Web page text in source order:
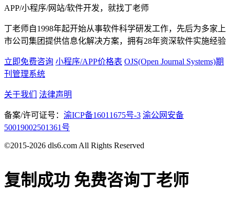
APP/小程序/网站/软件开发，就找丁老师
丁老师自1998年起开始从事软件科学研发工作，先后为多家上
市公司集团提供信息化解决方案，拥有28年资深软件实施经验
立即免费咨询 小程序/APP价格表 OJS(Open Journal Systems)期
刊管理系统
关于我们 法律声明
备案/许可证号： 渝ICP备16011675号-3 渝公网安备
50019002501361号
©2015-2026 dls6.com All Rights Reserved
复制成功 免费咨询丁老师